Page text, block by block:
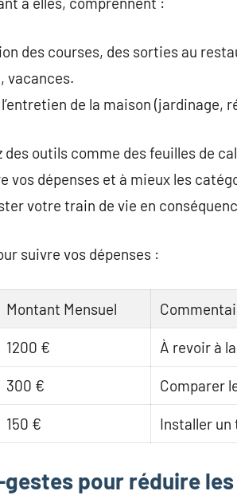
des courses, des sorties au
vacances.
de la maison (jardinage,
des outils comme des feuilles de
vos dépenses et à mieux les
votre train de vie en
suivre vos dépenses :
Montant Mensuel
1200 € À revoir à
300 € Comparer
150 € Installer
pour réduire